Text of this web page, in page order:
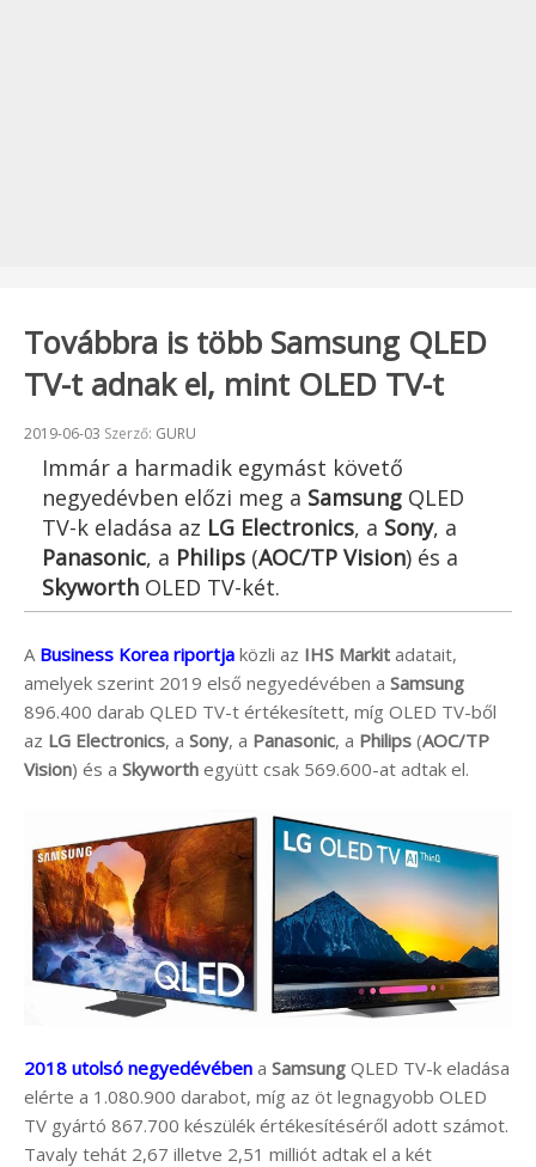
Továbbra is több Samsung QLED
TV-t adnak el, mint OLED TV-t
Beküldve:
2019-06-03 Szerző: GURU
Immár a harmadik egymást követő
negyedévben előzi meg a Samsung QLED
TV-k eladása az LG Electronics, a Sony, a
Panasonic, a Philips (AOC/TP Vision) és a
Skyworth OLED TV-két.
A Business Korea riportja közli az IHS Markit adatait,
amelyek szerint 2019 első negyedévében a Samsung
896.400 darab QLED TV-t értékesített, míg OLED TV-ből
az LG Electronics, a Sony, a Panasonic, a Philips (AOC/TP
Vision) és a Skyworth együtt csak 569.600-at adtak el.
2018 utolsó negyedévében a Samsung QLED TV-k eladása
elérte a 1.080.900 darabot, míg az öt legnagyobb OLED
TV gyártó 867.700 készülék értékesítéséről adott számot.
Tavaly tehát 2,67 illetve 2,51 milliót adtak el a két